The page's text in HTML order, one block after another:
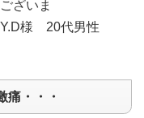
ざいま
代男性
痛・・・